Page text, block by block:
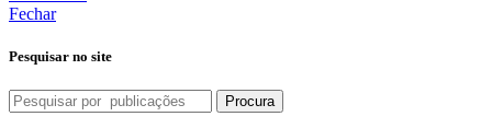
Fechar
Pesquisar no site
Procura